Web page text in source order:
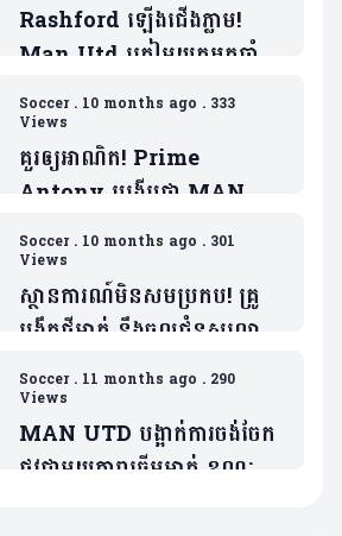
Rashford ឡើងជើងភ្លាម!
Man Utd ត្រៀមយកអ្នកចាំទី
ដ៏ឆ្នើមម្នាក់របស់ Barca ជា
ថ្នូរទិញលក់ផ្ដាច់កុងត្រា
Soccer. 10 months ago . 333
Views
គួរឲ្យអាណិត! Prime
Antony បង្ហើបថា MAN
UTD ធ្វើរឿងមួយដាក់ ដែលជា
ទង្វើមិនផ្តល់តម្លៃឲ្យខ្លួន
Soccer. 10 months ago . 301
Views
ស្ថានការណ៍មិនសមប្រកប! គ្រូ
បង្វឹកថ្មីម្នាក់ នឹងចូលជំនួសលោក
Amorim ប្រសិនក្លឹបមិនធ្វើរឿង
មួយនេះ
Soccer. 11 months ago . 290
Views
MAN UTD បង្អាក់ការចង់ចែក
ផ្លូវជាមួយតារាឆ្នើមម្នាក់ ខណៈត្រូវ